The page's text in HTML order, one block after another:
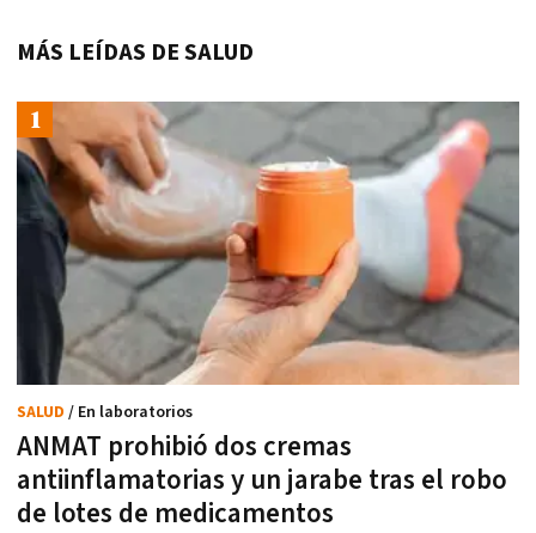
MÁS LEÍDAS DE SALUD
ANMAT prohibió dos cremas
antiinflamatorias y un jarabe tras el robo
de lotes de medicamentos
SALUD / En laboratorios